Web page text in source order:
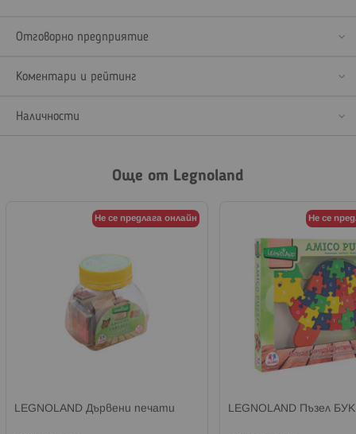
Отговорно предприятие
Коментари и рейтинг
Наличности
Още от Legnoland
Не се предлага онлайн
LEGNOLAND Дървени печати
Не се
LEGNOLAND Пъзел